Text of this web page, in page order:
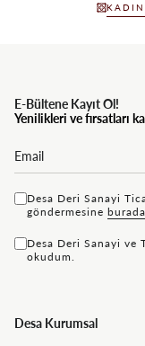
KADIN
E-Bültene Kayıt Ol!
Yenilikleri ve fırsatları
Desa Deri Sanayi
göndermesine bu rada
Desa Deri Sanayi ve
okudum.
Desa Kurumsal